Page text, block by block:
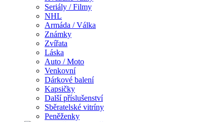
Seriály / Filmy
NHL
Armáda / Válka
Známky
Zvířata
Láska
Auto / Moto
Venkovní
Dárkové balení
Kapsičky
Další příslušenství
Sběratelské vitríny
Peněženky